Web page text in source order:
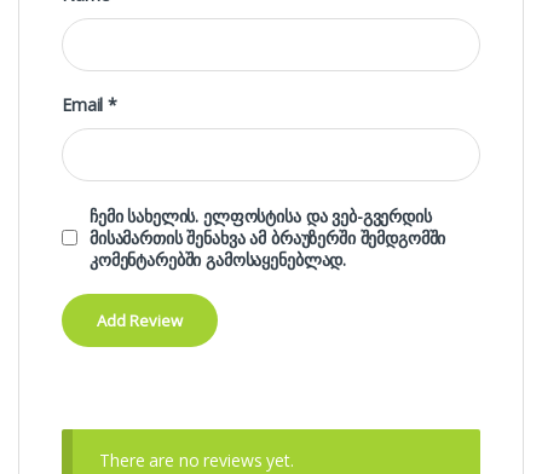
Email*
ჩემი სახელის. ელფოსტისა და ვებ-გვერდის
მისამართის შენახვა ამ ბრაუზერში შემდგომში
კომენტარებში გამოსაყენებლად.
There are no reviews yet.